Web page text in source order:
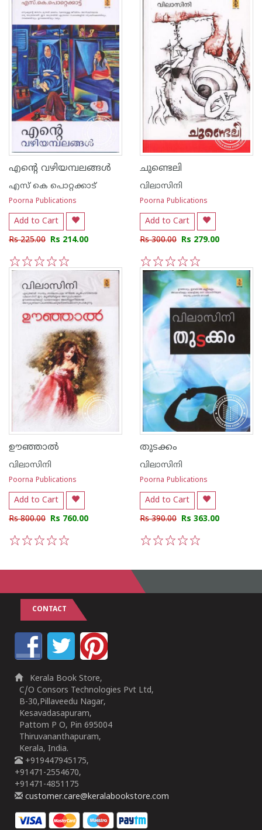
എന്റെ വഴിയമ്പലങ്ങള്‍
എസ്‌ കെ പൊറ്റക്കാട്‌
Poorna Publications
Add to Cart
Rs 225.00 Rs 214.00
5
4
2
1
ചുണ്ടെലി
വിലാസിനി
Poorna Publications
Add to Cart
Rs 300.00 Rs 279.00
5
4
3
2
1
ഊഞ്ഞാല്‍
വിലാസിനി
Poorna Publications
Add to Cart
Rs 800.00 Rs 760.00
തുടക്കം
വിലാസിനി
Poorna Publications
Add to Cart
Rs 390.00 Rs 363.00
CONTACT
Kerala Book Store,
C/O Consors Technologies Pvt Ltd,
B-30,Pillaveedu Nagar,
Kesavadasapuram,
Pattom P O, Pin 695004
Thiruvananthapuram,
Kerala, India.
+919447945175,
+91471-2554670,
+91471-4851175
customer.care@keralabookstore.com